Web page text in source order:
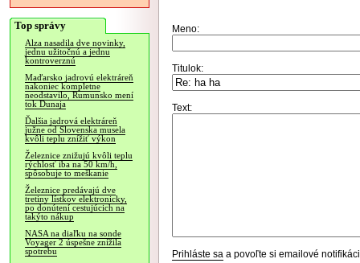
Top správy
Alza nasadila dve novinky,
jednu užitočnú a jednu
kontroverznú
Maďarsko jadrovú elektráreň
nakoniec kompletne
neodstavilo, Rumunsko mení
tok Dunaja
Ďalšia jadrová elektráreň
južne od Slovenska musela
kvôli teplu znížiť výkon
Železnice znižujú kvôli teplu
rýchlosť iba na 50 km/h,
spôsobuje to meškanie
Železnice predávajú dve
tretiny lístkov elektronicky,
po donútení cestujúcich na
takýto nákup
NASA na diaľku na sonde
Voyager 2 úspešne znížila
spotrebu
Meno:
Titulok:
Text:
Prihláste sa a povoľte si emailové